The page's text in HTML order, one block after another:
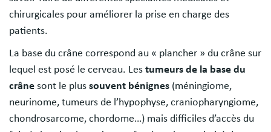
chirurgicales pour améliorer la prise en charge des
patients.
La base du crâne correspond au « plancher » du crâne sur
lequel est posé le cerveau. Les tumeurs de la base du
crâne sont le plus souvent bénignes (méningiome,
neurinome, tumeurs de l’hypophyse, craniopharyngiome,
chondrosarcome, chordome…) mais difficiles d’accès du